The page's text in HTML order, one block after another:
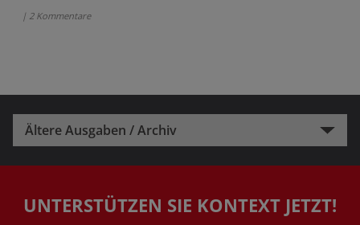
| 2 Kommentare
Ältere Ausgaben / Archiv
UNTERSTÜTZEN SIE KONTEXT JETZT!